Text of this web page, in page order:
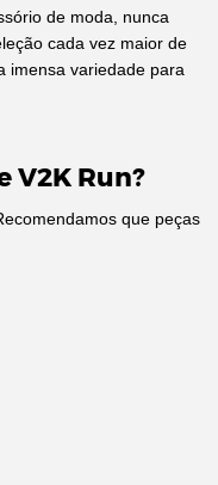
de moda, nunca
cada vez maior de
imensa variedade para
V2K Run?
que peças